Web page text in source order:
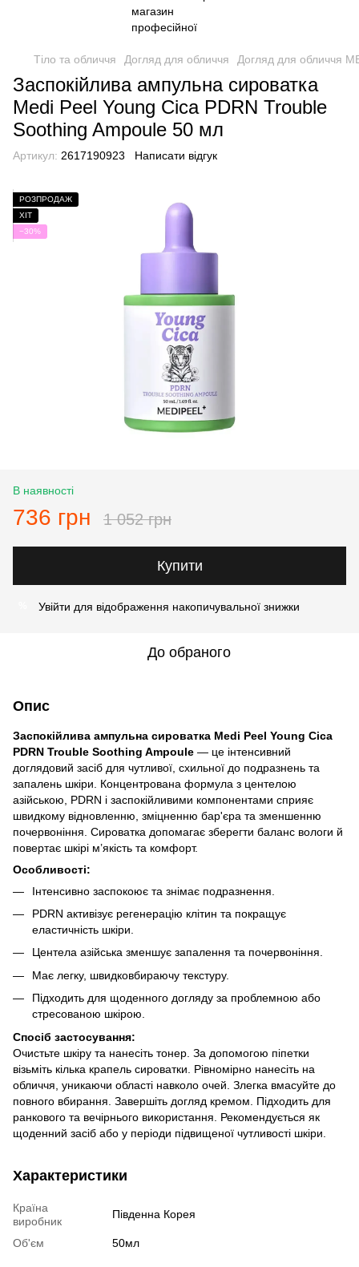
Тіло та обличчя Догляд для обличчя Догляд для обличчя
Заспокійлива ампульна сироватка
Medi Peel Young Cica PDRN Trouble
Soothing Ampoule 50 мл
Артикул: 2617190923 Написати відгук
РОЗПРОДАЖ
ХІТ
−30%
В наявності
736 грн 1 052 грн
Купити
Увійти для відображення накопичувальної знижки
До обраного
Опис
Заспокійлива ампульна сироватка Medi Peel Young Cica
PDRN Trouble Soothing Ampoule — це інтенсивний
доглядовий засіб для чутливої, схильної до подразнень та
запалень шкіри. Концентрована формула з центелою
азійською, PDRN і заспокійливими компонентами сприяє
швидкому відновленню, зміцненню бар'єра та зменшенню
почервоніння. Сироватка допомагає зберегти баланс вологи й
повертає шкірі м’якість та комфорт.
Особливості:
Інтенсивно заспокоює та знімає подразнення.
PDRN активізує регенерацію клітин та покращує
еластичність шкіри.
Центела азійська зменшує запалення та почервоніння.
Має легку, швидковбираючу текстуру.
Підходить для щоденного догляду за проблемною або
стресованою шкірою.
Спосіб застосування:
Очистьте шкіру та нанесіть тонер. За допомогою піпетки
візьміть кілька крапель сироватки. Рівномірно нанесіть на
обличчя, уникаючи області навколо очей. Злегка вмасуйте до
повного вбирання. Завершіть догляд кремом. Підходить для
ранкового та вечірнього використання. Рекомендується як
щоденний засіб або у періоди підвищеної чутливості шкіри.
Характеристики
Країна
виробник
Південна Корея
Об'єм 50мл